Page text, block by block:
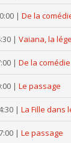
| De la
| Vaiana, la
| De la
| Le passage
| La Fille dans
| Le passage